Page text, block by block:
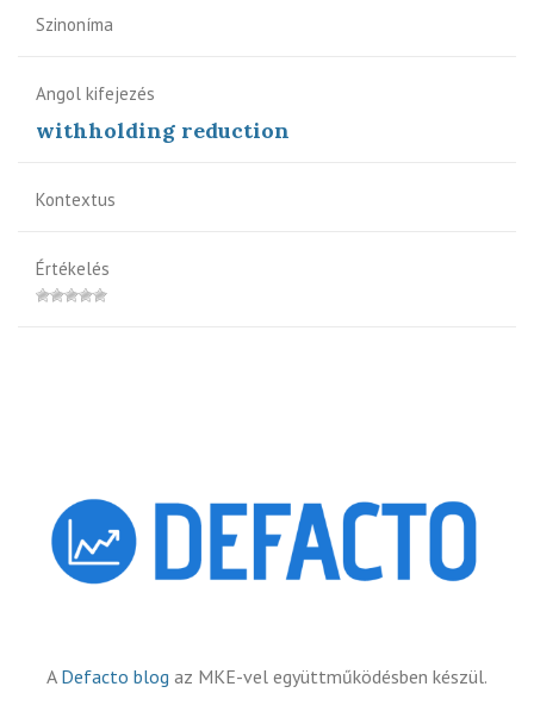
Szinoníma
Angol kifejezés
withholding reduction
Kontextus
Értékelés
A Defacto blog az MKE-vel együttműködésben készül.